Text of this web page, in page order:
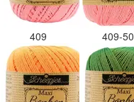
409 409-50